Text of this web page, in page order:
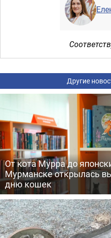
Другие
От кота Мурра до
Мурманске открылась
дню кошек